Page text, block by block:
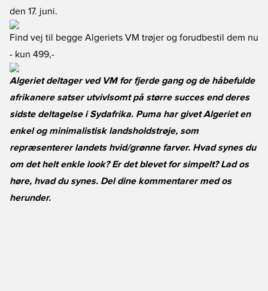
den 17. juni.
Find vej til begge Algeriets VM trøjer og forudbestil dem nu
- kun 499,-
Algeriet deltager ved VM for fjerde gang og de håbefulde
afrikanere satser utvivlsomt på større succes end deres
sidste deltagelse i Sydafrika. Puma har givet Algeriet en
enkel og minimalistisk landsholdstrøje, som
repræsenterer landets hvid/grønne farver. Hvad synes du
om det helt enkle look? Er det blevet for simpelt? Lad os
høre, hvad du synes. Del dine kommentarer med os
herunder.